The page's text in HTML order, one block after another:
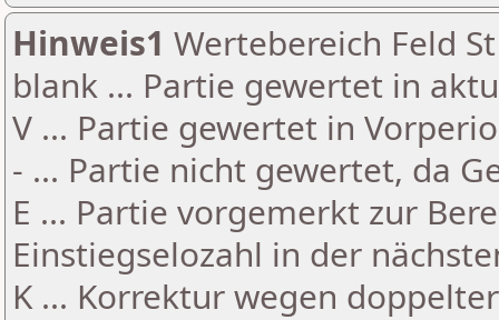
Hinweis1 Wertebereich Feld
blank ... Partie gewertet in
V ... Partie gewertet in
- ... Partie nicht gewertet, da
E ... Partie vorgemerkt zur
Einstiegselozahl in der
K ... Korrektur wegen